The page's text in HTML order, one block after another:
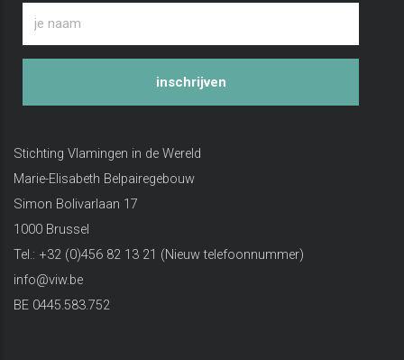
inschrijven
Stichting Vlamingen in de Wereld
Marie-Elisabeth Belpairegebouw
Simon Bolivarlaan 17
1000 Brussel
Tel.: +32 (0)456 82 13 21 (Nieuw telefoonnummer)
info@viw.be
BE 0445.583.752